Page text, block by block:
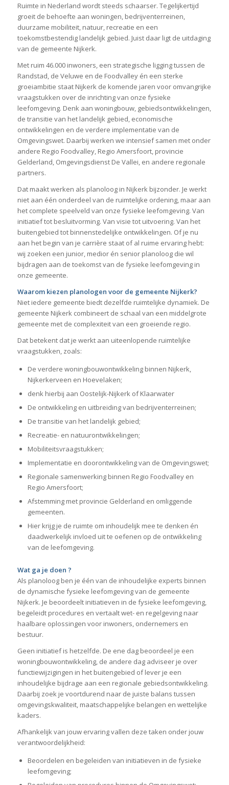
Ruimte in Nederland wordt steeds schaarser. Tegelijkertijd
groeit de behoefte aan woningen, bedrijventerreinen,
duurzame mobiliteit, natuur, recreatie en een
toekomstbestendig landelijk gebied. Juist daar ligt de uitdaging
van de gemeente Nijkerk.
Met ruim 46.000 inwoners, een strategische ligging tussen de
Randstad, de Veluwe en de Foodvalley én een sterke
groeiambitie staat Nijkerk de komende jaren voor omvangrijke
vraagstukken over de inrichting van onze fysieke
leefomgeving. Denk aan woningbouw, gebiedsontwikkelingen,
de transitie van het landelijk gebied, economische
ontwikkelingen en de verdere implementatie van de
Omgevingswet. Daarbij werken we intensief samen met onder
andere Regio Foodvalley, Regio Amersfoort, provincie
Gelderland, Omgevingsdienst De Vallei, en andere regionale
partners.
Dat maakt werken als planoloog in Nijkerk bijzonder. Je werkt
niet aan één onderdeel van de ruimtelijke ordening, maar aan
het complete speelveld van onze fysieke leefomgeving. Van
initiatief tot besluitvorming. Van visie tot uitvoering. Van het
buitengebied tot binnenstedelijke ontwikkelingen. Of je nu
aan het begin van je carrière staat of al ruime ervaring hebt:
wij zoeken een junior, medior én senior planoloog die wil
bijdragen aan de toekomst van de fysieke leefomgeving in
onze gemeente.
Waarom kiezen planologen voor de gemeente Nijkerk?
Niet iedere gemeente biedt dezelfde ruimtelijke dynamiek. De
gemeente Nijkerk combineert de schaal van een middelgrote
gemeente met de complexiteit van een groeiende regio.
Dat betekent dat je werkt aan uiteenlopende ruimtelijke
vraagstukken, zoals:
De verdere woningbouwontwikkeling binnen Nijkerk,
Nijkerkerveen en Hoevelaken;
denk hierbij aan Oostelijk-Nijkerk of Klaarwater
De ontwikkeling en uitbreiding van bedrijventerreinen;
De transitie van het landelijk gebied;
Recreatie- en natuurontwikkelingen;
Mobiliteitsvraagstukken;
Implementatie en doorontwikkeling van de Omgevingswet;
Regionale samenwerking binnen Regio Foodvalley en
Regio Amersfoort;
Afstemming met provincie Gelderland en omliggende
gemeenten.
Hier krijg je de ruimte om inhoudelijk mee te denken én
daadwerkelijk invloed uit te oefenen op de ontwikkeling
van de leefomgeving.
Wat ga je doen ?
Als planoloog ben je één van de inhoudelijke experts binnen
de dynamische fysieke leefomgeving van de gemeente
Nijkerk. Je beoordeelt initiatieven in de fysieke leefomgeving,
begeleidt procedures en vertaalt wet- en regelgeving naar
haalbare oplossingen voor inwoners, ondernemers en
bestuur.
Geen initiatief is hetzelfde. De ene dag beoordeel je een
woningbouwontwikkeling, de andere dag adviseer je over
functiewijzigingen in het buitengebied of lever je een
inhoudelijke bijdrage aan een regionale gebiedsontwikkeling.
Daarbij zoek je voortdurend naar de juiste balans tussen
omgevingskwaliteit, maatschappelijke belangen en wettelijke
kaders.
Afhankelijk van jouw ervaring vallen deze taken onder jouw
verantwoordelijkheid:
Beoordelen en begeleiden van initiatieven in de fysieke
leefomgeving;